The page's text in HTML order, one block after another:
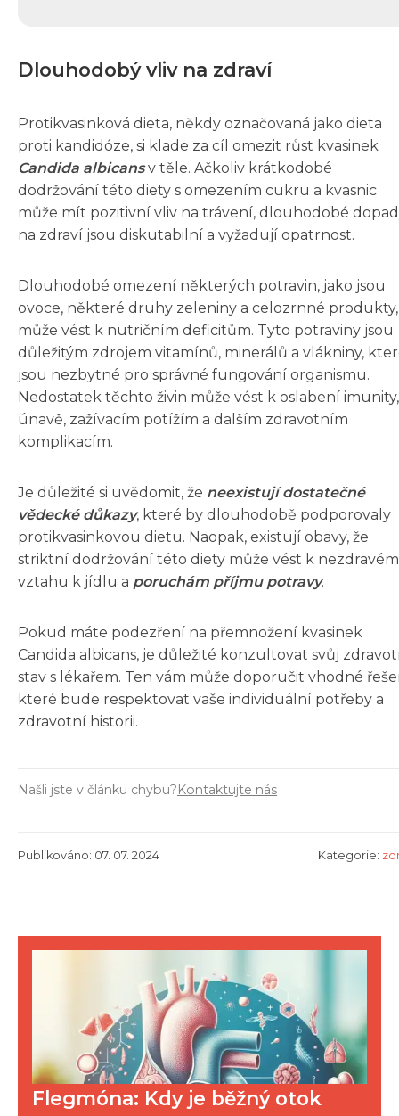
Dlouhodobý vliv na zdraví
Protikvasinková dieta, někdy označovaná jako dieta
proti kandidóze, si klade za cíl omezit růst kvasinek
Candida albicansv těle. Ačkoliv krátkodobé
dodržování této diety s omezením cukru a kvasnic
může mít pozitivní vliv na trávení, dlouhodobé
na zdraví jsou diskutabilní a vyžadují opatrnost.
Dlouhodobé omezení některých potravin, jako jsou
ovoce, některé druhy zeleniny a celozrnné produkty,
může vést k nutričním deficitům. Tyto potraviny jsou
důležitým zdrojem vitamínů, minerálů a vlákniny,
jsou nezbytné pro správné fungování organismu.
Nedostatek těchto živin může vést k oslabení imunity,
únavě, zažívacím potížím a dalším zdravotním
komplikacím.
Je důležité si uvědomit, že neexistují dostatečné
vědecké důkazy, které by dlouhodobě podporovaly
protikvasinkovou dietu. Naopak, existují obavy, že
striktní dodržování této diety může vést k
vztahu k jídlu a poruchám příjmu potravy.
Pokud máte podezření na přemnožení kvasinek
Candida albicans, je důležité konzultovat svůj
stav s lékařem. Ten vám může doporučit vhodné
které bude respektovat vaše individuální potřeby a
zdravotní historii.
Našli jste v článku chybu?Kontaktujte nás
Publikováno: 07. 07. 2024 Kategorie:
Flegmóna: Kdy je běžný otok